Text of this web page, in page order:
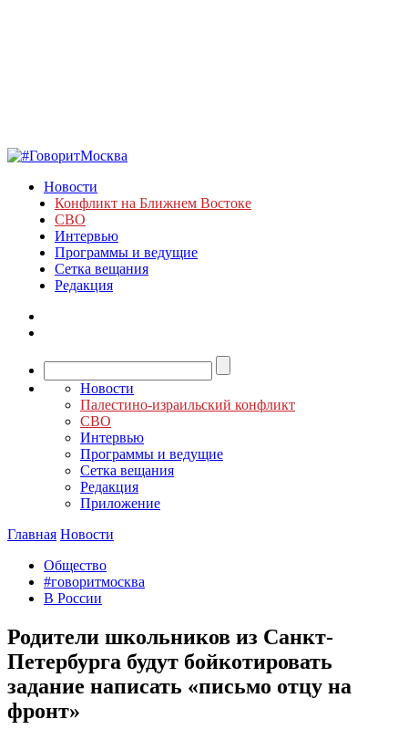
Новости
Конфликт на Ближнем Востоке
СВО
Интервью
Программы и ведущие
Сетка вещания
Редакция
Новости
Палестино-израильский конфликт
СВО
Интервью
Программы и ведущие
Сетка вещания
Редакция
Приложение
Главная Новости
Общество
#говоритмосква
В России
Родители школьников из Санкт-
Петербурга будут бойкотировать
задание написать «письмо отцу на
фронт»